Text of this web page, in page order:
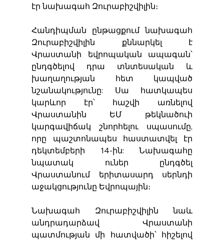
էր նախագահ Զուրաբիշվիլին։
Հանդիպման ընթացքում նախագահ
Զուրաբիշվիլին քննարկել է
Վրաստանի եվրոպական ապագան՝
ընդգծելով դրա տնտեսական և
խաղաղության հետ կապված
նշանակությունը: Սա հատկապես
կարևոր էր՝ հաշվի առնելով
Վրաստանին ԵՄ թեկնածուի
կարգավիճակ շնորհելու սպասումը,
որը պաշտոնապես հաստատվել էր
դեկտեմբերի 14-ին: Նախագահը
նպատակ ուներ ընդգծել
Վրաստանում երիտասարդ սերնդի
աջակցությունը Եվրոպային։
Նախագահ Զուրաբիշվիլին նաև
անդրադարձավ Վրաստանի
պատմության մի հատվածի՝ հիշելով